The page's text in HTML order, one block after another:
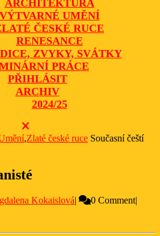
ARCHITEKTURA
VÝTVARNÉ UMĚNÍ
ČESKÉ RUCE
RENESANCE
ZVYKY, SVÁTKY
PRÁCE
PŘIHLÁSIT
ARCHIV
2024/25
CLOSE
BUTTON
,Zlaté české ruce Současní čeští
KokaislováMagdalena
| 0 Comment|